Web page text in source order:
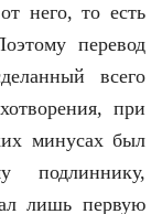
него, то есть
перевод
всего
при
минусах был
подлиннику,
лишь первую